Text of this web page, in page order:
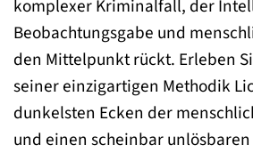
komplexer Kriminalfall, der
Beobachtungsgabe und
den Mittelpunkt rückt. Erleben
seiner einzigartigen Methodik
dunkelsten Ecken der
und einen scheinbar